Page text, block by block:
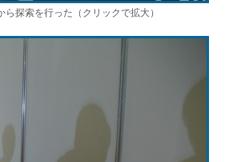
探索を行った（クリックで拡大）